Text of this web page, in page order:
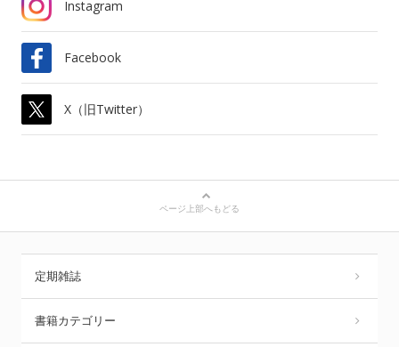
Instagram
Facebook
X（旧Twitter）
ページ上部へもどる
定期雑誌
書籍カテゴリー